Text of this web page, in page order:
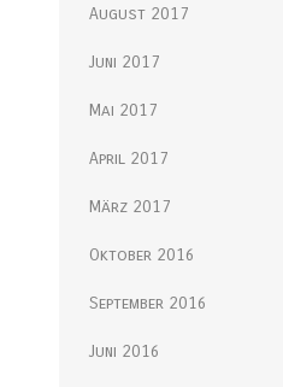
August 2017
Juni 2017
Mai 2017
April 2017
März 2017
Oktober 2016
September 2016
Juni 2016